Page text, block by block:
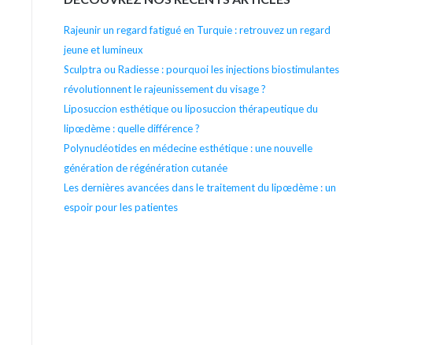
l’article
Rajeunir un regard fatigué en Turquie : retrouvez un regard
jeune et lumineux
Sculptra ou Radiesse : pourquoi les injections biostimulantes
révolutionnent le rajeunissement du visage ?
Liposuccion esthétique ou liposuccion thérapeutique du
lipœdème : quelle différence ?
Polynucléotides en médecine esthétique : une nouvelle
génération de régénération cutanée
Les dernières avancées dans le traitement du lipœdème : un
espoir pour les patientes